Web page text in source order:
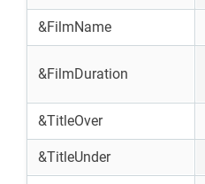
&FilmName
&FilmDuration
&TitleOver
&TitleUnder